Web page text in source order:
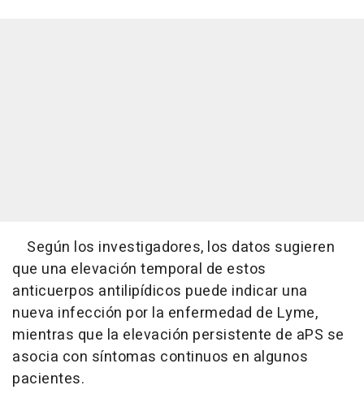
Según los investigadores, los datos sugieren
que una elevación temporal de estos
anticuerpos antilipídicos puede indicar una
nueva infección por la enfermedad de Lyme,
mientras que la elevación persistente de aPS se
asocia con síntomas continuos en algunos
pacientes.